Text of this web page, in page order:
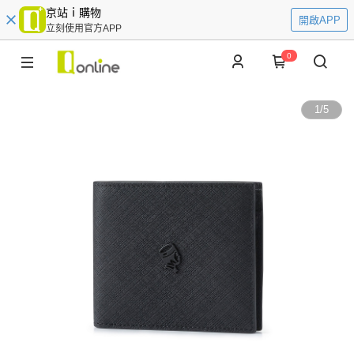
京站ｉ購物
立刻使用官方APP
開啟APP
0
1/5